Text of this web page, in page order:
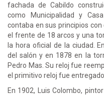
fachada de Cabildo
como Municipalidad y
contaba en sus principios
el frente de 18 arcos y una
la hora oficial de la ciudad.
del salón y en 1878 en la
Pedro Mas. Su reloj fue
el primitivo reloj fue
En 1902, Luis Colombo,